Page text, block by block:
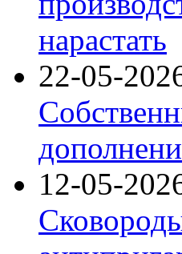
нарастать
22-05-
12-05-